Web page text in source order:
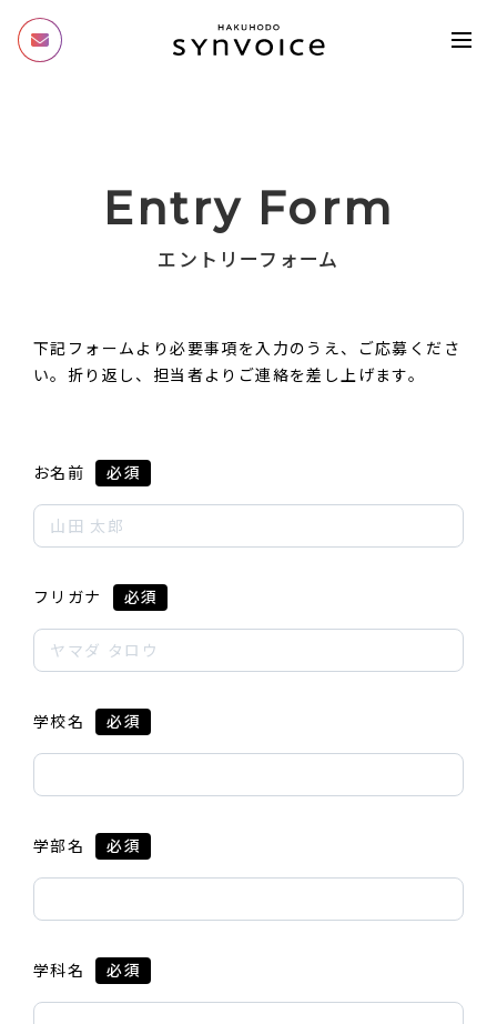
Entry Form
エントリーフォーム
下記フォームより必要事項を入力のうえ、ご応募くださ
い。折り返し、担当者よりご連絡を差し上げます。
お名前 必須
フリガナ 必須
学校名 必須
学部名 必須
学科名 必須